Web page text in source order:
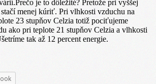
je to dôležité? Pretože pri vyššej
menej kúriť. Pri vlhkosti vzduchu na
23 stupňov Celzia totiž pociťujeme
ako pri teplote 21 stupňov Celzia a vlhkosti
tak až 12 percent energie.